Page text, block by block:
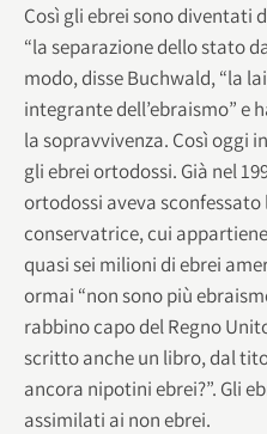
Così gli ebrei sono diventati
“la separazione dello stato
modo, disse Buchwald, “la
integrante dell’ebraismo” e
la sopravvivenza. Così oggi
gli ebrei ortodossi. Già nel
ortodossi aveva
conservatrice, cui
quasi sei milioni di ebrei
ormai “non sono più
rabbino capo del Regno
scritto anche un libro, dal
ancora nipotini ebrei?”. Gli
assimilati ai non ebrei.